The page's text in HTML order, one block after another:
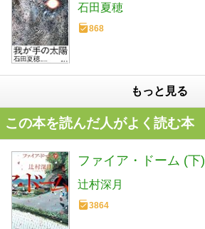
石田夏穂
868
もっと見る
この本を読んだ人がよく読む本
ファイア・ドーム (下)
辻村深月
3864